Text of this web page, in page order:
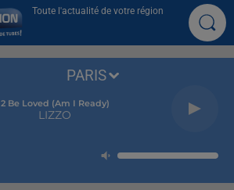
Toute l'actualité de votre région
2 Be Loved (am I Ready)
LIZZO
PARIS